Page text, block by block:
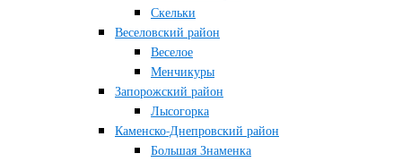
Скельки
Веселовский район
Веселое
Менчикуры
Запорожский район
Лысогорка
Каменско-Днепровский район
Большая Знаменка